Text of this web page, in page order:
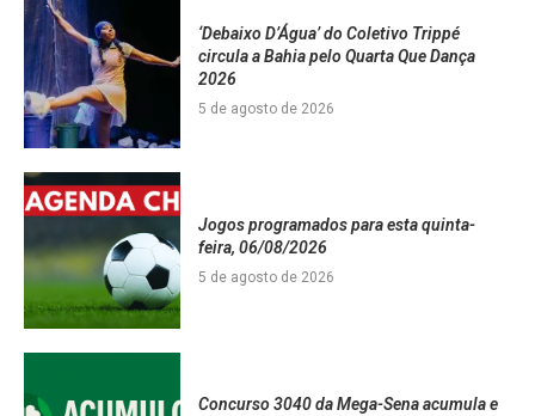
‘Debaixo D’Água’ do Coletivo Trippé
circula a Bahia pelo Quarta Que Dança
2026
5 de agosto de 2026
Jogos programados para esta quinta-
feira, 06/08/2026
5 de agosto de 2026
Concurso 3040 da Mega-Sena acumula e